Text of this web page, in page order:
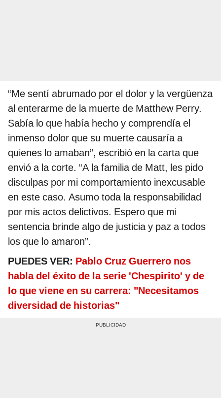
“Me sentí abrumado por el dolor y la vergüenza
al enterarme de la muerte de Matthew Perry.
Sabía lo que había hecho y comprendía el
inmenso dolor que su muerte causaría a
quienes lo amaban”, escribió en la carta que
envió a la corte. “A la familia de Matt, les pido
disculpas por mi comportamiento inexcusable
en este caso. Asumo toda la responsabilidad
por mis actos delictivos. Espero que mi
sentencia brinde algo de justicia y paz a todos
los que lo amaron”.
PUEDES VER: Pablo Cruz Guerrero nos
habla del éxito de la serie 'Chespirito' y de
lo que viene en su carrera: "Necesitamos
diversidad de historias"